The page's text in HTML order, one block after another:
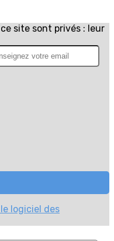
site sont privés : leur
logiciel des